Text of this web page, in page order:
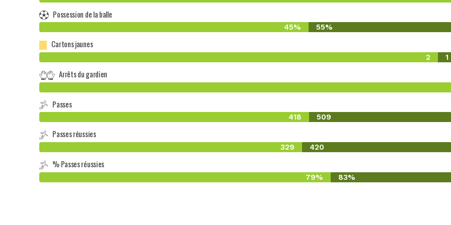
Possession de la balle
45% 55%
Cartons jaunes
2 1
Arrêts du gardien
Passes
418 509
Passes réussies
329 420
% Passes réussies
79% 83%